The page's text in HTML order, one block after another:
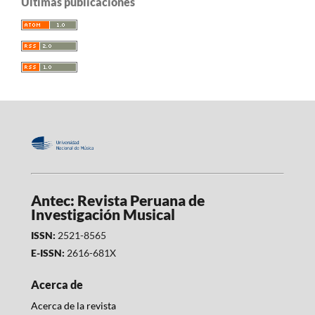
Antec: Revista Peruana de
Investigación Musical
ISSN: 2521-8565
E-ISSN: 2616-681X
Acerca de
Acerca de la revista